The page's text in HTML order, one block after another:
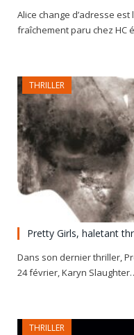
Alice change d’adresse
fraîchement paru chez HC
THRILLER
Pretty Girls, haletant
Dans son dernier thriller,
24 février, Karyn
THRILLER